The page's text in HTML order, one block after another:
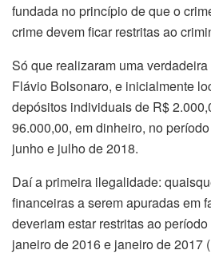
fundada no princípio de que o
crime devem ficar restritas ao
Só que realizaram uma
Flávio Bolsonaro, e inicialmente
depósitos individuais de R$
96.000,00, em dinheiro, no
junho e julho de 2018.
Daí a primeira ilegalidade:
financeiras a serem apuradas em
deveriam estar restritas ao
janeiro de 2016 e janeiro de 2017